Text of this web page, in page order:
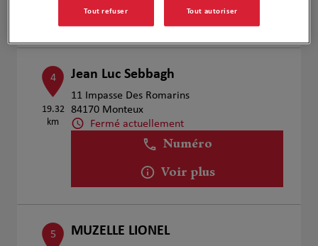
Voir plus
4
19.32
km
Jean Luc Sebbagh
11 Impasse Des Romarins
84170 Monteux
Fermé actuellement
Numéro
Voir plus
5 MUZELLE LIONEL
Tout refuser Tout autoriser